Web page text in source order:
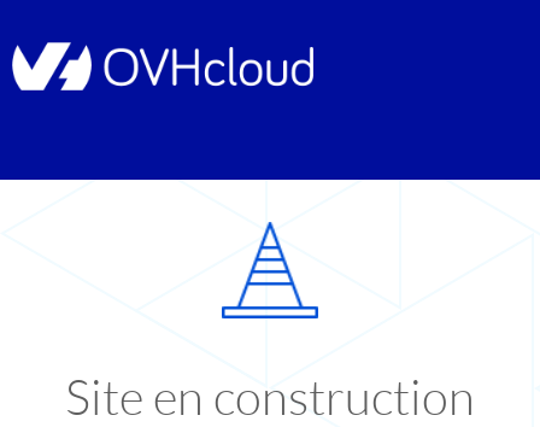
Site en construction